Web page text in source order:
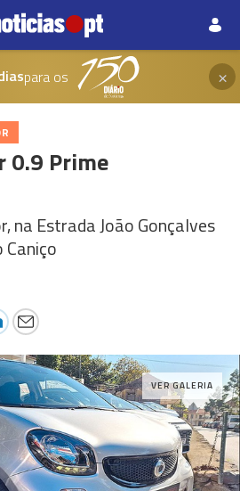
para os ×
0.9 Prime
na Estrada João Gonçalves
VER GALERIA